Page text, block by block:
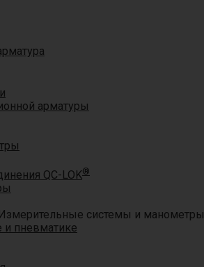
арматуры
QC-LOK®
Измерительные системы и манометры
и пневматике